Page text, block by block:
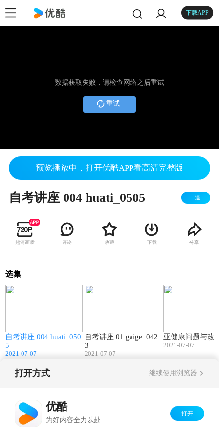
下载APP
数据获取失败，请检查网络之后重试
重试
预览播放中，打开优酷APP看高清完整版
自考讲座 004 huati_0505 +追
超清画质 评论 收藏 下载 分享
选集
自考讲座 004 huati_050
5
2021-07-07
自考讲座 01 gaige_042
3
2021-07-07
亚健康问题与改
2021-07-07
打开方式 继续使用浏览器
优酷
为好内容全力以赴
打开